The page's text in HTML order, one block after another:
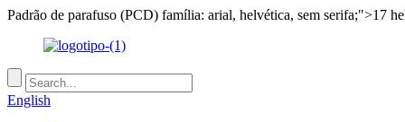
Padrão de parafuso (PCD) família: arial, helvética, sem serifa;">17
English